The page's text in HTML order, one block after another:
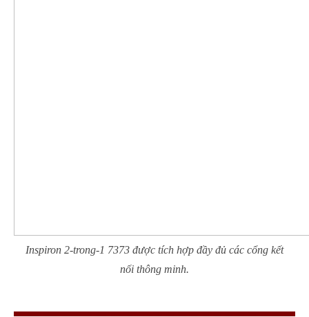
Inspiron 2-trong-1 7373 được tích hợp đầy đủ các cổng kết
nối thông minh.